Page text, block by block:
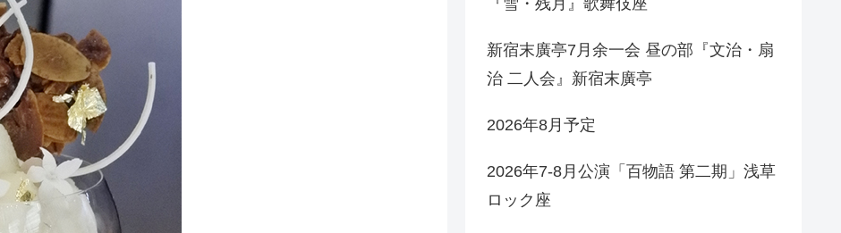
新宿末廣亭7月余一会 昼の部『文治・扇
治 二人会』新宿末廣亭
2026年8月予定
2026年7-8月公演「百物語 第二期」浅草
ロック座